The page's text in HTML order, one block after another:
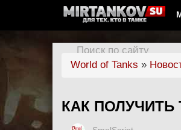
Поиск по сайту
World of Tanks »
КАК ПОЛУЧИТЬ